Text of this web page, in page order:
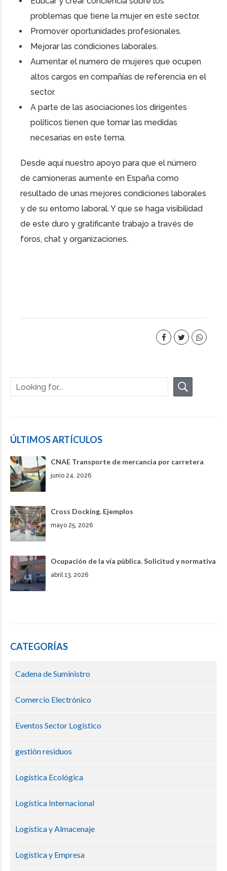
problemas que tiene la mujer en este sector.
Promover oportunidades profesionales.
Mejorar las condiciones laborales.
Aumentar el numero de mujeres que ocupen
altos cargos en compañías de referencia en el
sector.
A parte de las asociaciones los dirigentes
políticos tienen que tomar las medidas
necesarias en este tema.
Desde aquí nuestro apoyo para que el número
de camioneras aumente en España como
resultado de unas mejores condiciones laborales
y de su entorno laboral. Y que se haga visibilidad
de este duro y gratificante trabajo a través de
foros, chat y organizaciones.
ÚLTIMOS ARTÍCULOS
CNAE Transporte de mercancia por carretera
junio 24, 2026
Cross Docking. Ejemplos
mayo 25, 2026
Ocupación de la vía pública. Solicitud y normativa
abril 13, 2026
CATEGORÍAS
Cadena de Suministro
Comercio Electrónico
Eventos Sector Logístico
gestión residuos
Logística Ecológica
Logística Internacional
Logística y Almacenaje
Logística y Empresa